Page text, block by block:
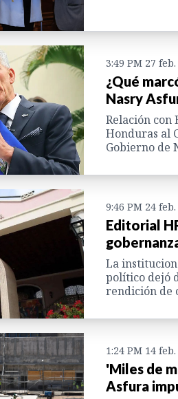
3:49 PM 27 feb.
¿Qué
Nasry
Relación con
Honduras al
Gobierno de
9:46 PM 24 feb.
Editorial
La
político dejó
rendición de
1:24 PM 14
'Miles de
Asfura